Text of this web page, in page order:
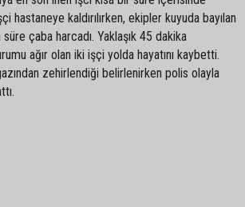
hastaneye kaldırılırken, ekipler kuyuda bayılan
çaba harcadı. Yaklaşık 45 dakika
ağır olan iki işçi yolda hayatını kaybetti.
zehirlendiği belirlenirken polis olayla